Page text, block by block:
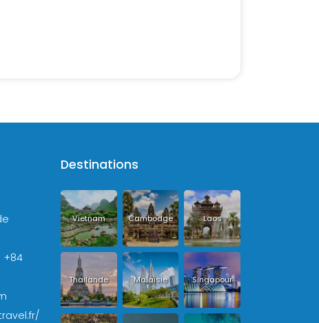
+84
Destinations
Vietnam Cambodge Laos
Thailande Malaisie Singapour